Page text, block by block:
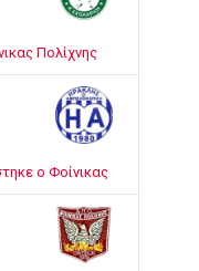
Πολίχνης
ο Φοίνικας